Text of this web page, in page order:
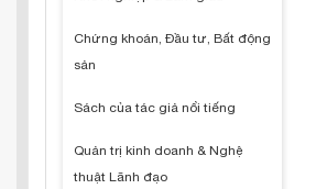
Chứng khoán, Đầu tư, Bất động
sản
Sách của tác giả nổi tiếng
Quản trị kinh doanh & Nghệ
thuật Lãnh đạo